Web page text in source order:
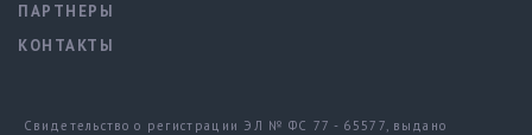
ПАРТНЕРЫ
КОНТАКТЫ
Свидетельство о регистрации ЭЛ № ФС 77 - 65577, выдано